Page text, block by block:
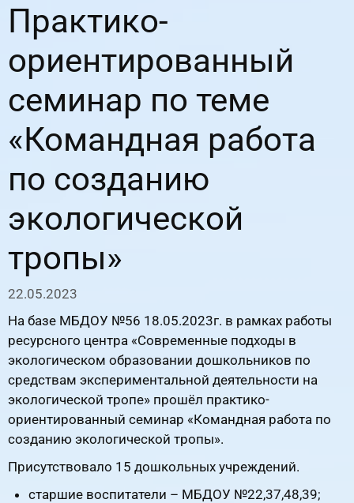
Практико-
ориентированный
семинар по теме
«Командная работа
по созданию
экологической
тропы»
22.05.2023
На базе МБДОУ №56 18.05.2023г. в рамках работы
ресурсного центра «Современные подходы в
экологическом образовании дошкольников по
средствам экспериментальной деятельности на
экологической тропе» прошёл практико-
ориентированный семинар «Командная работа по
созданию экологической тропы».
Присутствовало 15 дошкольных учреждений.
старшие воспитатели – МБДОУ №22,37,48,39;